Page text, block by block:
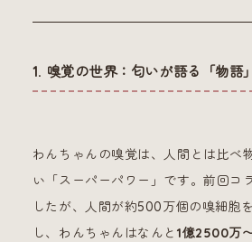
1. 嗅覚の世界：匂いが語る「物語」
わんちゃんの嗅覚は、人間とは比べ
い「スーパーパワー」です。前回コ
したが、人間が約500万個の嗅細胞
し、わんちゃんはなんと1億2500万